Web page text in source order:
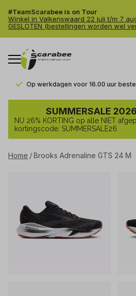
#TeamScarabee is on Tour
Winkel in Valkenswaard 22 juli t/m 7
GESLOTEN (bestellingen worden wel
Op werkdagen voor 16.00 uur
Brooks
Adrenaline
GTS
M
SUMMERSALE
NU 26% KORTING op alle NIET
kortingscode: SUMMERSALE26
Home Brooks Adrenaline GTS 24 M